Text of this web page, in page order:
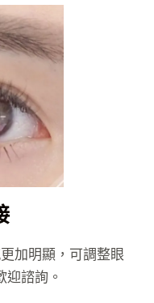
加明顯，可調整眼
諮詢。